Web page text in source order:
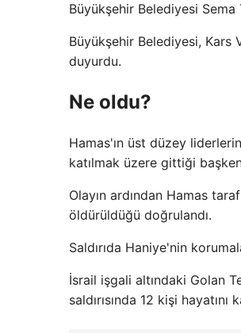
Büyükşehir Belediyesi
Büyükşehir Belediyesi, Kars
duyurdu.
Ne oldu?
Hamas'ın üst düzey
katılmak üzere gittiği
Olayın ardından Hamas
öldürüldüğü doğrulandı.
Saldırıda Haniye'nin
İsrail işgali altındaki Golan
saldırısında 12 kişi hayatını